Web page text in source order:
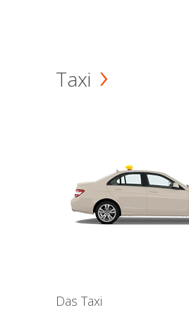
Taxi
Das Taxi